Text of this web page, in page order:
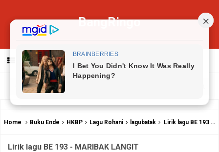
BangRingo
MENU
Home Buku Ende HKBP Lagu Rohani lagubatak Lirik lagu BE 193 - MARIBAK LANGIT
Lirik lagu BE 193 - MARIBAK LANGIT